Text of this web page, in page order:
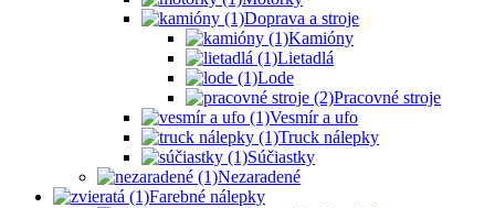
Doprava a stroje
Kamióny
Lietadlá
Lode
Pracovné stroje
Vesmír a ufo
Truck nálepky
Súčiastky
Nezaradené
Farebné nálepky